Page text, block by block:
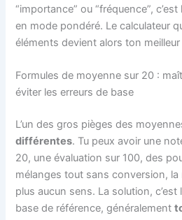
“importance” ou “fréquence”,
en mode pondéré. Le calculateur
éléments devient alors ton meilleur
Formules de moyenne sur 20 :
éviter les erreurs de base
L’un des gros pièges des
différentes. Tu peux avoir une
20, une évaluation sur 100, des
mélanges tout sans conversion, la
plus aucun sens. La solution,
base de référence, généralement